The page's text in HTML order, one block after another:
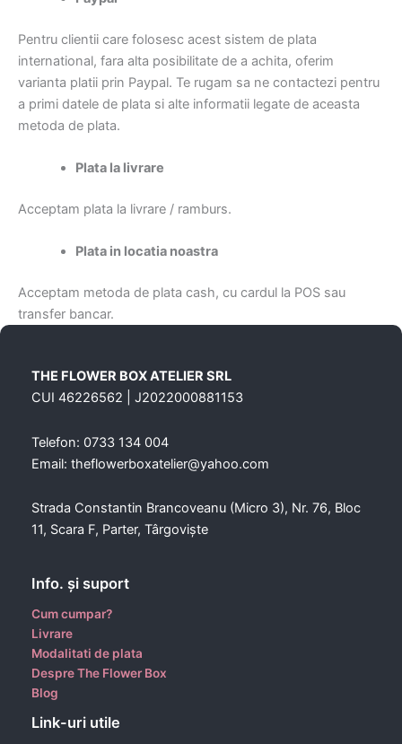
Pentru clientii care folosesc acest sistem de plata
international, fara alta posibilitate de a achita, oferim
varianta platii prin Paypal. Te rugam sa ne contactezi pentru
a primi datele de plata si alte informatii legate de aceasta
metoda de plata.
Plata la livrare
Acceptam plata la livrare / ramburs.
Plata in locatia noastra
Acceptam metoda de plata cash, cu cardul la POS sau
transfer bancar.
THE FLOWER BOX ATELIER SRL
CUI 46226562 | J2022000881153
Telefon: 0733 134 004
Email: theflowerboxatelier@yahoo.com
Strada Constantin Brancoveanu (Micro 3), Nr. 76, Bloc
11, Scara F, Parter, Târgoviște
Info. şi suport
Cum cumpar?
Livrare
Modalitati de plata
Despre The Flower Box
Blog
Link-uri utile